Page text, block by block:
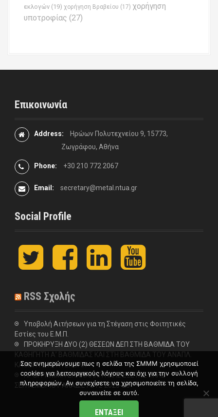
εκλογών (19) χορήγηση Βραβείου (17) χορήγηση
υποτροφίας (27)
Επικοινωνία
Address:
Ηρώων Πολυτεχνείου 9, 15773,
Ζωγράφου, Αθήνα
Phone: +30 210 772 2067
Email: secretary@metal.ntua.gr
Social Profile
t
i
e
r
F
c
o
L
n
I
y
u
e
RSS Σχολής
Υποβολή Αιτήσεων για τη Στέγαση στις Φοιτητικές
Εστίες του Ε.Μ.Π.
ΠΡΟΚΗΡΥΞΗ ΔΥΟ (2) ΘΕΣΕΩΝ ΔΕΠ ΣΤΗ ΒΑΘΜΙΔΑ ΤΟΥ
ΚΑΘΗΓΗΤΗ Α’ ΒΑΘΜΙΔΑΣ ΚΑΙ ΣΤΗ ΒΑΘΜΙΔΑ ΤΟΥ ΑΝΑΠΛ.
ΚΑΘΗΓΗΤΗ ΣΤΗ ΣΧΟΛΗ
ΠΡΟΓΡΑΜΜΑ ΕΠΑΝΑΛΗΠΤΙΚΗΣ ΕΞΕΤΑΣΤΙΚΗΣ
ΣΕΠΤΕΜΒΡΙΟΥ ΑΚΑΔ.ΕΤΟΥΣ 2025-26
Σας ενημερώνουμε πως η σελίδα της ΣΜΜΜ χρησιμοποιεί
cookies για λειτουργικούς λόγους και όχι για την συλλογή
πληροφοριών. Αν συνεχίσετε να χρησιμοποιείτε τη σελίδα,
συναινείτε σε αυτό.
ΕΝΤΆΞΕΙ